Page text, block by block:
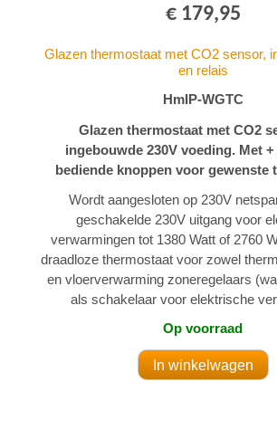
€ 179,95
Glazen thermostaat met CO2 sensor,
en relais
HmIP-WGTC
Glazen thermostaat met CO2
ingebouwde 230V voeding. Met
bediende knoppen voor gewenste
Wordt aangesloten op 230V
geschakelde 230V uitgang voor
verwarmingen tot 1380 Watt of 2760
draadloze thermostaat voor zowel
en vloerverwarming zoneregelaars
als schakelaar voor elektrische
Op voorraad